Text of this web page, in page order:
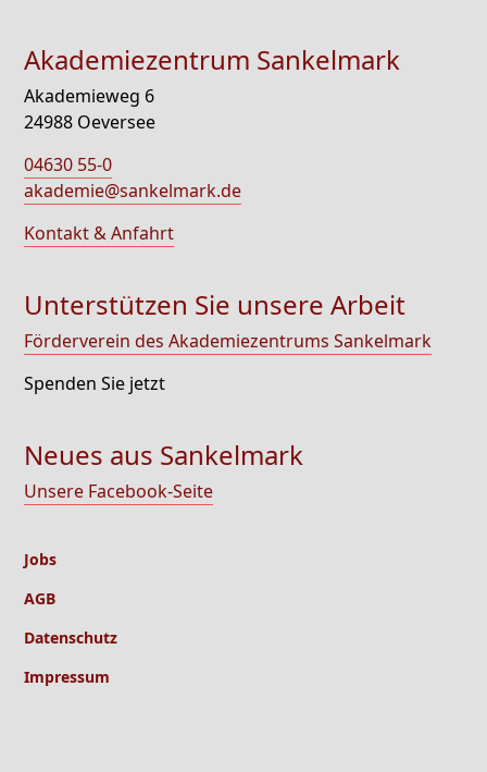
Akademiezentrum Sankelmark
Akademieweg 6
24988 Oeversee
04630 55-0
akademie@sankelmark.de
Kontakt & Anfahrt
Unterstützen Sie unsere Arbeit
Förderverein des Akademiezentrums Sankelmark
Spenden Sie jetzt
Neues aus Sankelmark
Unsere Facebook-Seite
Jobs
AGB
Datenschutz
Impressum